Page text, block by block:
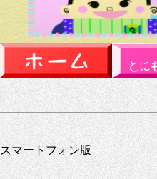
幸尻
スマートフォン版